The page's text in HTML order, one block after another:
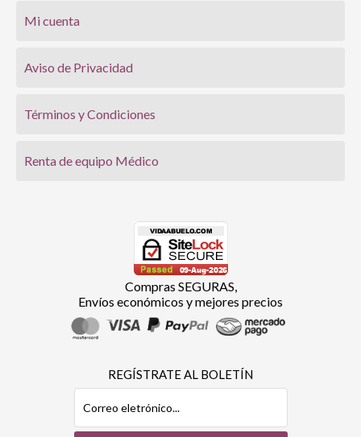
Mi cuenta
Aviso de Privacidad
Términos y Condiciones
Renta de equipo Médico
Compras SEGURAS,
Envíos económicos y mejores precios
REGÍSTRATE AL BOLETÍN